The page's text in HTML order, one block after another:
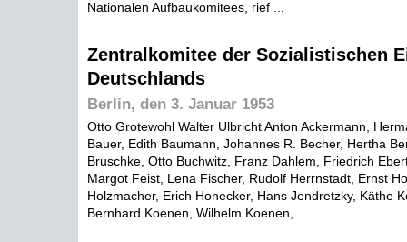
Nationalen Aufbaukomitees, rief ...
Zentralkomitee der Sozialistischen
Deutschlands
Berlin, den 3. Januar 1953
Otto Grotewohl Walter Ulbricht Anton Ackermann,
Bauer, Edith Baumann, Johannes R. Becher, Hertha
Bruschke, Otto Buchwitz, Franz Dahlem, Friedrich
Margot Feist, Lena Fischer, Rudolf Herrnstadt, Ernst
Holzmacher, Erich Honecker, Hans Jendretzky, Käthe
Bernhard Koenen, Wilhelm Koenen, ...